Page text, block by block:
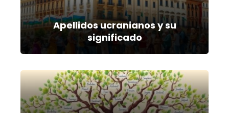
Apellidos ucranianos y su
significado